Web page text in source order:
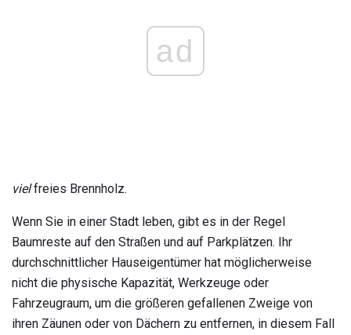
ad
vielfreies Brennholz.
Wenn Sie in einer Stadt leben, gibt es in der Regel
Baumreste auf den Straßen und auf Parkplätzen. Ihr
durchschnittlicher Hauseigentümer hat möglicherweise
nicht die physische Kapazität, Werkzeuge oder
Fahrzeugraum, um die größeren gefallenen Zweige von
ihren Zäunen oder von Dächern zu entfernen, in diesem Fall